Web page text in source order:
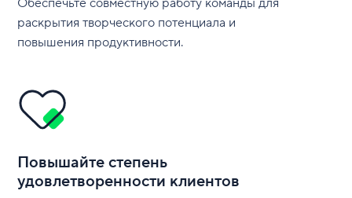
Обеспечьте совместную работу команды для
раскрытия творческого потенциала и
повышения продуктивности.
Повышайте степень
удовлетворенности клиентов